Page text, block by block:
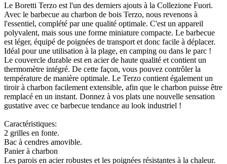
Le Boretti Terzo est l'un des derniers ajouts à la Collezione Fuori.
Avec le barbecue au charbon de bois Terzo, nous revenons à
l'essentiel, complété par une qualité optimale. C'est un appareil
polyvalent, mais sous une forme miniature compacte. Le barbecue
est léger, équipé de poignées de transport et donc facile à déplacer.
Idéal pour une utilisation à la plage, en camping ou dans le parc !
Le couvercle durable est en acier de haute qualité et contient un
thermomètre intégré. De cette façon, vous pouvez contrôler la
température de manière optimale. Le Terzo contient également un
tiroir à charbon facilement extensible, afin que le charbon puisse être
remplacé en un instant. Donnez à vos plats une nouvelle sensation
gustative avec ce barbecue tendance au look industriel !
Caractéristiques:
2 grilles en fonte.
Bac à cendres amovible.
Panier à charbon
Les parois en acier robustes et les poignées résistantes à la chaleur.